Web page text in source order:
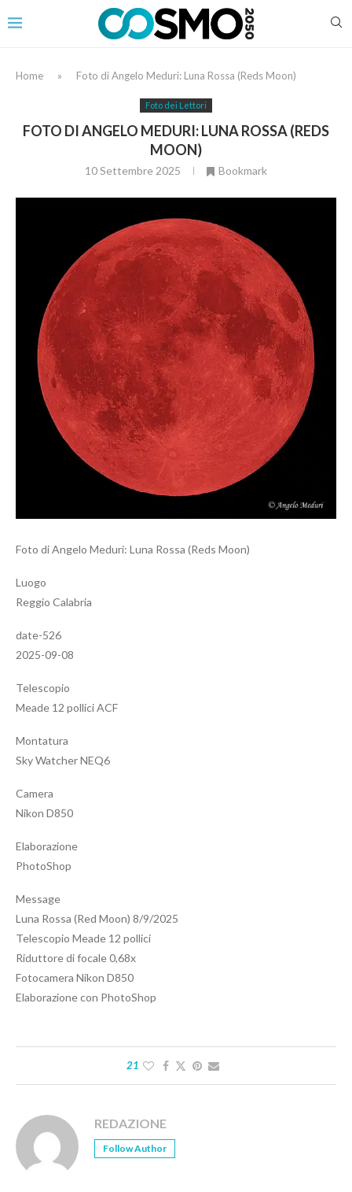
Home » Foto di Angelo Meduri: Luna Rossa (Reds Moon)
Foto dei Lettori
FOTO DI ANGELO MEDURI: LUNA ROSSA (REDS
MOON)
10 Settembre 2025 Bookmark
Foto di Angelo Meduri: Luna Rossa (Reds Moon)
Luogo
Reggio Calabria
date-526
2025-09-08
Telescopio
Meade 12 pollici ACF
Montatura
Sky Watcher NEQ6
Camera
Nikon D850
Elaborazione
PhotoShop
Message
Luna Rossa (Red Moon) 8/9/2025
Telescopio Meade 12 pollici
Riduttore di focale 0,68x
Fotocamera Nikon D850
Elaborazione con PhotoShop
21
REDAZIONE
Follow Author